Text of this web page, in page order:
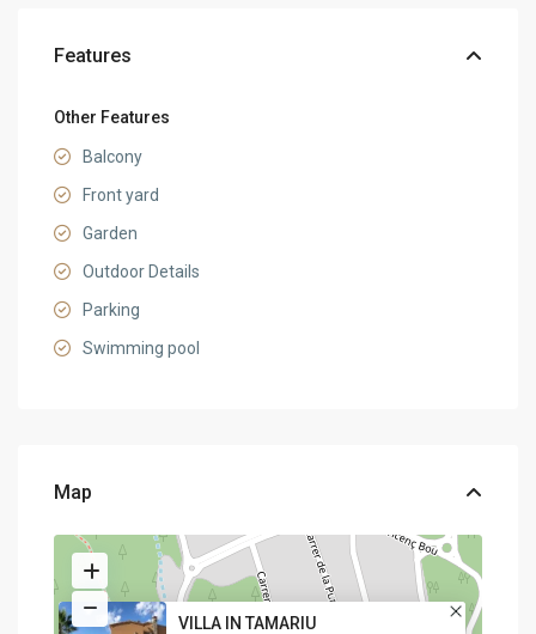
Features
Other Features
Balcony
Front yard
Garden
Outdoor Details
Parking
Swimming pool
Map
VILLA IN TAMARIU